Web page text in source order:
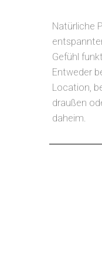
Natürliche
Gefühl
Entweder
Location,
draußen
daheim.